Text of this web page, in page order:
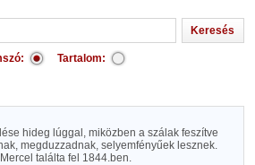
Tartalom:
hideg lúggal, miközben a szálak feszítve
megduzzadnak, selyemfényűek lesznek.
találta fel 1844.ben.